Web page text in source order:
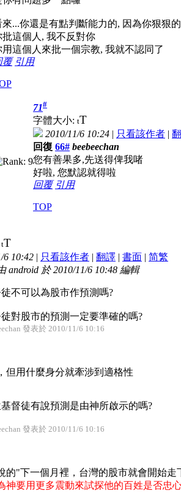
來...你還是有點判斷能力的, 因為你狠狠
批這個人, 我不反對你
用這個人來批一個宗教, 我就不認同了
覆 引用
71#
字體大小: tT
2010/11/6 10:24 | 只看該作者 |
回復 66# beebeechan
您有善果多,先送得俾我啫
好啦, 您默認就得啦
回覆 引用
TOP
tT
6 10:42 | 只看該作者 | 翻譯 | 書面 | 简繁
android 於 2010/11/6 10:48 編輯
不可以為股市作預測嗎?
對股市的預測一定要準確的嗎?
發表於 2010/11/6 10:16
但用什麼身分就牽涉到適格性
督徒有說預測是由神所啟示的嗎?
發表於 2010/11/6 10:16
的"下一個月裡，台灣的股市就會開始
神要用更多震動來試探他的百姓是否忠